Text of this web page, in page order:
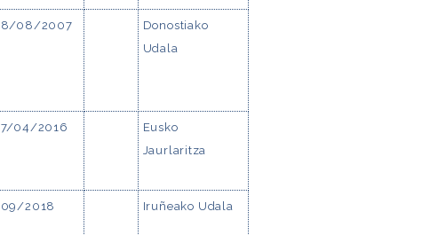
8/08/2007
Donostiako
Udala
7/04/2016
Eusko
Jaurlaritza
09/2018 Iruñeako Udala